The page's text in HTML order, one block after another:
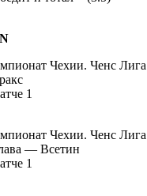
Чехии. Ченс Лига
1
Чехии. Ченс Лига
— Всетин
1